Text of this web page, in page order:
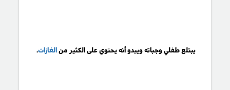
يبتلع طفلي وجباته ويبدو أنه يحتوي على الكثير من الغازات.